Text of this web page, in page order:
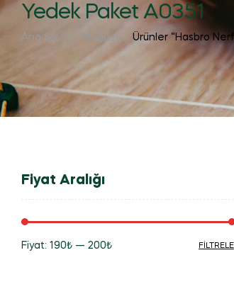
Yedek Paket A0351
Ana Sayfa Mağaza Ürünler “Hasbro
Fiyat Aralığı
FILTRELE
Fiyat: 190₺ — 200₺